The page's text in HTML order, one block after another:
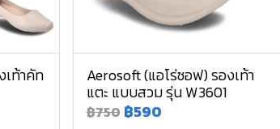
เท้าคัท Aerosoft (แอโร่ซอฟ) รองเท้า
แตะ แบบสวม รุ่น W3601
฿750 ฿590